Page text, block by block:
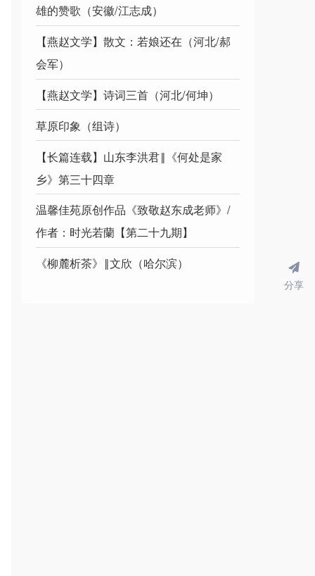
雄的赞歌（安徽/江志成）
【燕赵文学】散文：若娘还在（河北/郝
会军）
【燕赵文学】诗词三首（河北/何坤）
草原印象（组诗）
【长篇连载】山东李洪君‖《何处是家
乡》第三十四章
温馨佳苑原创作品《致敬赵东成老师》/
作者：时光若蘭【第二十九期】
《柳麓析茶》‖文欣（哈尔滨）
分享